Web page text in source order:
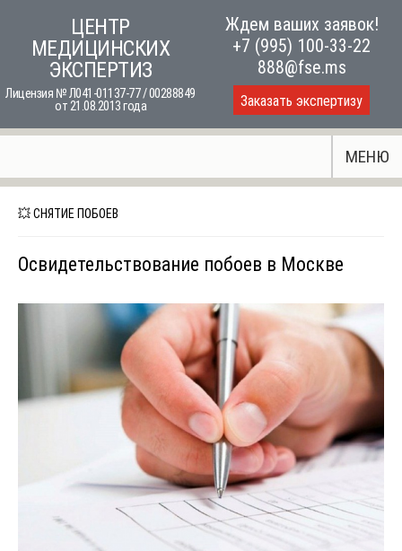
content
ЦЕНТР
МЕДИЦИНСКИХ
ЭКСПЕРТИЗ
Лицензия № Л041-01137-77 / 00288849
от 21.08.2013 года
Ждем ваших заявок!
+7 (995) 100-33-22
888@fse.ms
Заказать экспертизу
МЕНЮ
💥 СНЯТИЕ ПОБОЕВ
Освидетельствование побоев в Москве